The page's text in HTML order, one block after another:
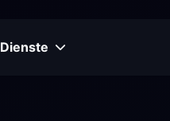
Dienste